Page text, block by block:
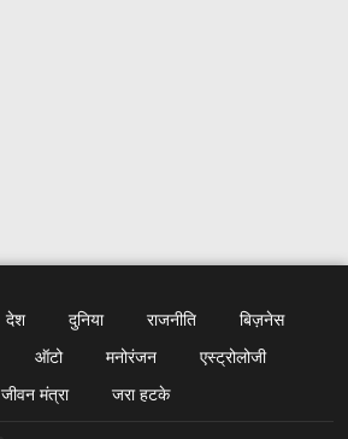
देश दुनिया राजनीति
बिज़नेस
ऑटो मनोरंजन
एस्ट्रोलोजी
जीवन मंत्रा
जरा हटके